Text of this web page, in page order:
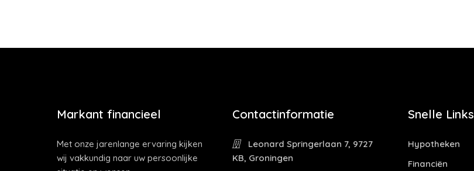
Markant financieel
Met onze jarenlange ervaring kijken
wij vakkundig naar uw persoonlijke
Contactinformatie
Leonard Springerlaan 7, 9727
KB, Groningen
Snelle Links
Hypotheken
Financiën